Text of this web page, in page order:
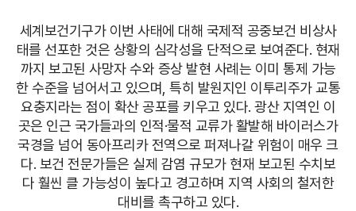
세계보건기구가 이번 사태에 대해 국제적 공중보건 비상사
태를 선포한 것은 상황의 심각성을 단적으로 보여준다. 현재
까지 보고된 사망자 수와 증상 발현 사례는 이미 통제 가능
한 수준을 넘어서고 있으며, 특히 발원지인 이투리주가 교통
요충지라는 점이 확산 공포를 키우고 있다. 광산 지역인 이
곳은 인근 국가들과의 인적·물적 교류가 활발해 바이러스가
국경을 넘어 동아프리카 전역으로 퍼져나갈 위험이 매우 크
다. 보건 전문가들은 실제 감염 규모가 현재 보고된 수치보
다 훨씬 클 가능성이 높다고 경고하며 지역 사회의 철저한
대비를 촉구하고 있다.